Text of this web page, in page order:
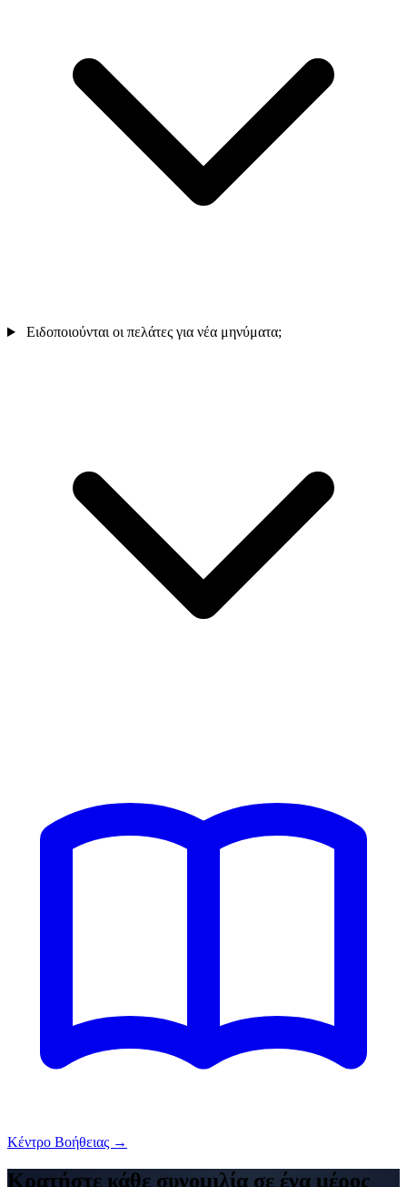
Ειδοποιούνται οι πελάτες για νέα μηνύματα;
Κέντρο Βοήθειας →
Κρατήστε κάθε συνομιλία σε ένα μέρος